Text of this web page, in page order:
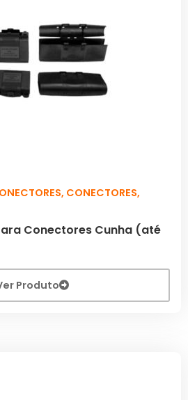
, CONECTORES,
Para Conectores Cunha (até
Produto